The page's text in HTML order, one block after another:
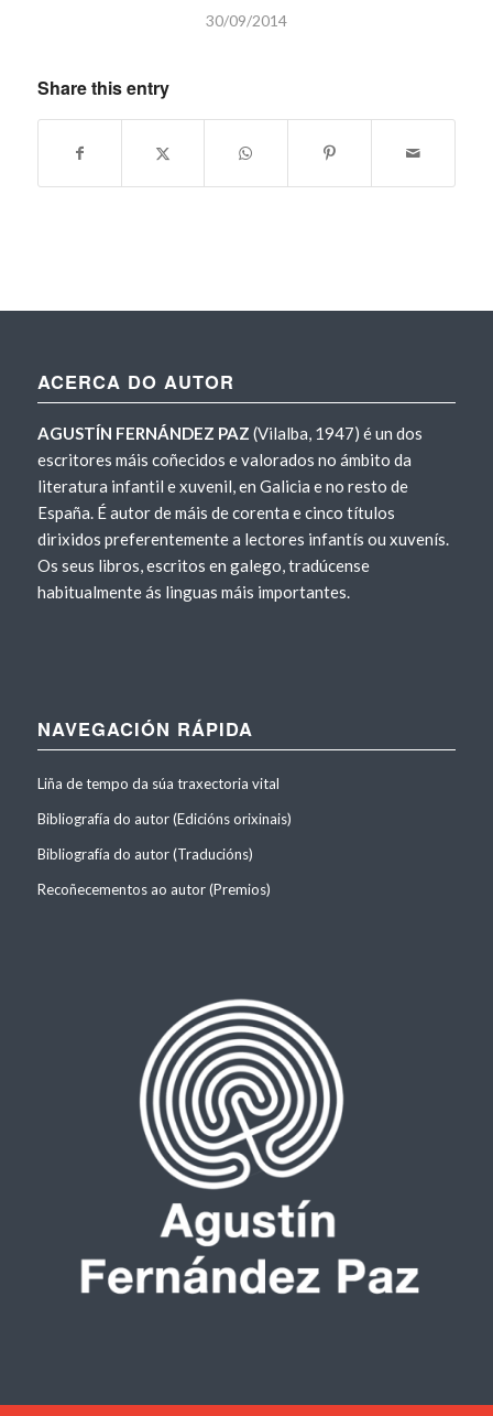
30/09/2014
Share this entry
ACERCA DO AUTOR
AGUSTÍN FERNÁNDEZ PAZ (Vilalba, 1947) é un dos
escritores máis coñecidos e valorados no ámbito da
literatura infantil e xuvenil, en Galicia e no resto de
España. É autor de máis de corenta e cinco títulos
dirixidos preferentemente a lectores infantís ou xuvenís.
Os seus libros, escritos en galego, tradúcense
habitualmente ás linguas máis importantes.
NAVEGACIÓN RÁPIDA
Liña de tempo da súa traxectoria vital
Bibliografía do autor (Edicións orixinais)
Bibliografía do autor (Traducións)
Recoñecementos ao autor (Premios)